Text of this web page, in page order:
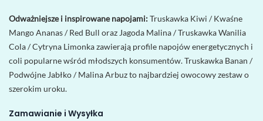
Odważniejsze i inspirowane napojami:Truskawka Kiwi / Kwaśne
Mango Ananas / Red Bull oraz Jagoda Malina / Truskawka Wanilia
Cola / Cytryna Limonka zawierają profile napojów energetycznych i
coli popularne wśród młodszych konsumentów. Truskawka Banan /
Podwójne Jabłko / Malina Arbuz to najbardziej owocowy zestaw o
szerokim uroku.
Zamawianie i Wysyłka